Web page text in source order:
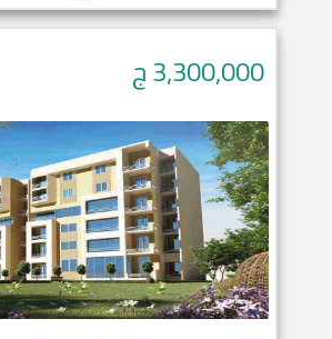
3,300,000ج